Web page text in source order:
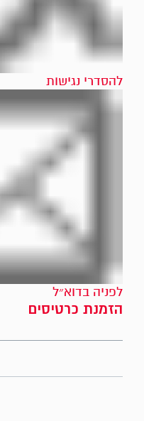
להסדרי נגישות
לפניה בדוא״ל
הזמנת כרטיסים